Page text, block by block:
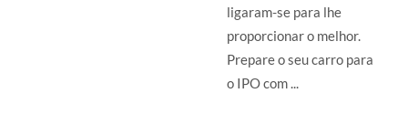
ligaram-se para lhe
proporcionar o melhor.
Prepare o seu carro para
o IPO com ...